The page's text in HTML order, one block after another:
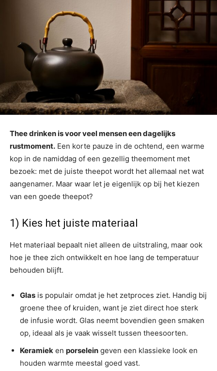
Thee drinken is voor veel mensen een dagelijks
rustmoment. Een korte pauze in de ochtend, een warme
kop in de namiddag of een gezellig theemoment met
bezoek: met de juiste theepot wordt het allemaal net wat
aangenamer. Maar waar let je eigenlijk op bij het kiezen
van een goede theepot?
1) Kies het juiste materiaal
Het materiaal bepaalt niet alleen de uitstraling, maar ook
hoe je thee zich ontwikkelt en hoe lang de temperatuur
behouden blijft.
Glas is populair omdat je het zetproces ziet. Handig bij
groene thee of kruiden, want je ziet direct hoe sterk
de infusie wordt. Glas neemt bovendien geen smaken
op, ideaal als je vaak wisselt tussen theesoorten.
Keramiek en porselein geven een klassieke look en
houden warmte meestal goed vast.